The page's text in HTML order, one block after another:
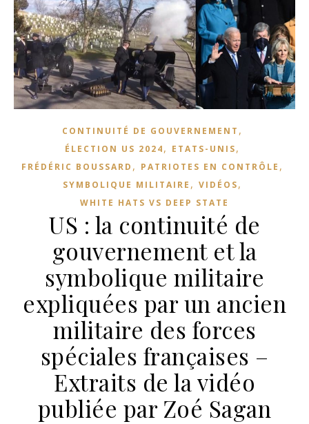
CONTINUITÉ DE GOUVERNEMENT ,
ÉLECTION US 2024, ETATS-UNIS,
FRÉDÉRIC BOUSSARD , PATRIOTES EN CONTRÔLE ,
SYMBOLIQUE MILITAIRE , VIDÉOS,
WHITE HATS VS DEEP STATE
US : la continuité de
gouvernement et la
symbolique militaire
expliquées par un ancien
militaire des forces
spéciales françaises –
Extraits de la vidéo
publiée par Zoé Sagan